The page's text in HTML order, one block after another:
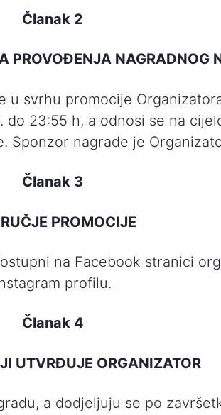
Članak 2
PROVOĐENJA NAGRADNOG
u svrhu promocije
do 23:55 h, a odnosi se na
Sponzor nagrade je
Članak 3
PROMOCIJE
na Facebook stranici
profilu.
Članak 4
UTVRĐUJE ORGANIZATOR
a dodjeljuju se po